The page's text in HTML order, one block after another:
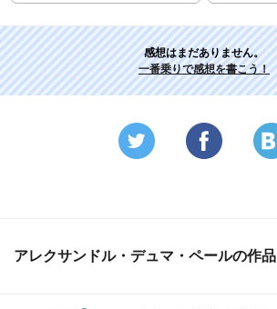
感想はまだありません。
一番乗りで感想を書こう！
アレクサンドル・デュマ・ペールの作品